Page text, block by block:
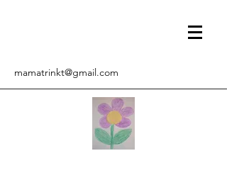
mamatrinkt@gmail.com